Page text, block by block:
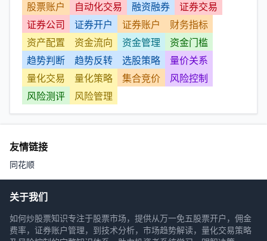
股票账户
自动化交易 融资融券
证券交易
证券公司
证券开户 证券账户
财务指标
资产配置
资金流向 资金管理
资金门槛
趋势判断
趋势反转 选股策略
量价关系
量化交易
量化策略 集合竞价
风险控制
风险测评
风险管理
友情链接
同花顺
关于我们
如何炒股票知识专注于股票市场，提供从万一免五股票开户，佣金
费率，证券账户管理，到技术分析，市场趋势解读，量化交易策略